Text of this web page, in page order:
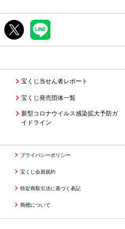
宝くじ当せん者レポート
宝くじ発売団体一覧
新型コロナウイルス感染拡大予防ガ
イドライン
プライバシーポリシー
宝くじ会員規約
特定商取引法に基づく表記
商標について